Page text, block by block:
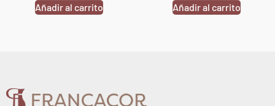
Añadir al carrito Añadir al carrito